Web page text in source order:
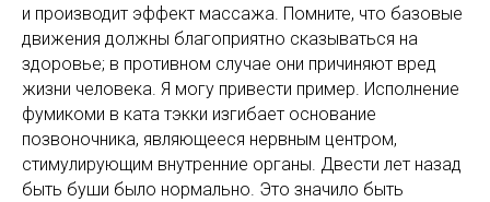
и производит эффект массажа. Помните, что базовые
движения должны благоприятно сказываться на
здоровье; в противном случае они причиняют вред
жизни человека. Я могу привести пример. Исполнение
фумикоми в ката тэкки изгибает основание
позвоночника, являющееся нервным центром,
стимулирующим внутренние органы. Двести лет назад
быть буши было нормально. Это значило быть